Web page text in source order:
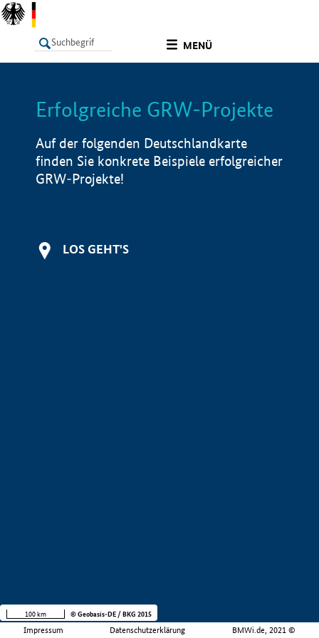
MENÜ
LISTE Info
Erfolgreiche GRW-Projekte
Auf der folgenden Deutschlandkarte
finden Sie konkrete Beispiele erfolgreicher
GRW-Projekte!
LOS GEHT'S
Impressum Datenschutzerklärung BMWi.de, 2021 ©
100 km © Geobasis-DE / BKG 2015